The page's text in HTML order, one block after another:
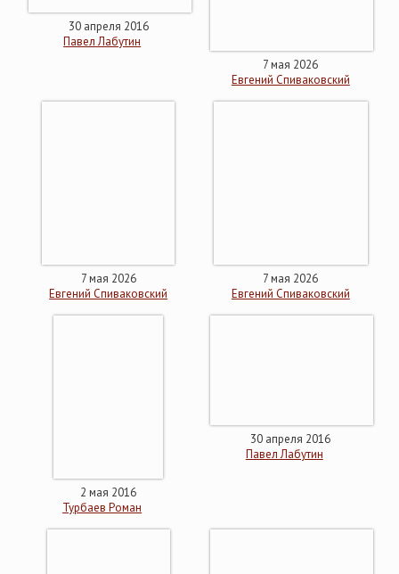
30 апреля 2016
Павел Лабутин
7 мая 2026
Евгений Спиваковский
7 мая 2026
Евгений Спиваковский
7 мая 2026
Евгений Спиваковский
2 мая 2016
Турбаев Роман
30 апреля 2016
Павел Лабутин